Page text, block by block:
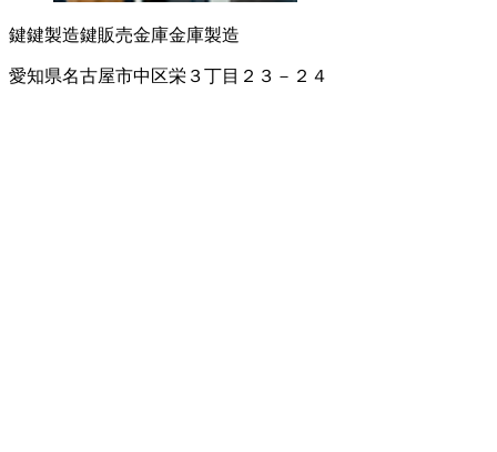
鍵鍵製造鍵販売金庫金庫製造
愛知県名古屋市中区栄３丁目２３－２４